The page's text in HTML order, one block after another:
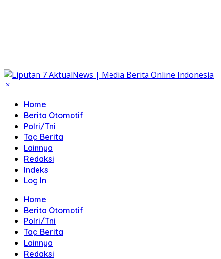
Home
Berita Otomotif
Polri/Tni
Tag Berita
Lainnya
Redaksi
Indeks
Log In
Home
Berita Otomotif
Polri/Tni
Tag Berita
Lainnya
Redaksi